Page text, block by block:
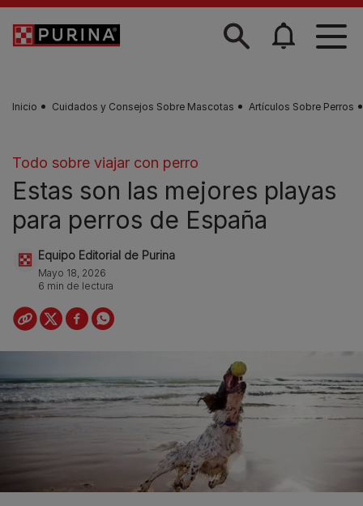
Skip to main content
Inicio Cuidados y Consejos Sobre Mascotas Artículos Sobre Perros
Todo sobre viajar con perro
Estas son las mejores playas
para perros de España
Equipo Editorial de Purina
Mayo 18, 2026
6 min de lectura